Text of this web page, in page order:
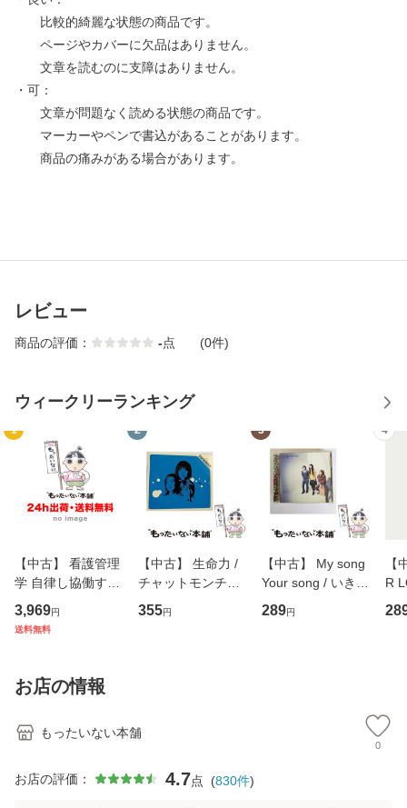
比較的綺麗な状態の商品です。
ページやカバーに欠品はありません。
文章を読むのに支障はありません。
・可：
文章が問題なく読める状態の商品です。
マーカーやペンで書込があることがあります。
商品の痛みがある場合があります。
レビュー
商品の評価： -点 (0件)
ウィークリーランキング
1
【中古】 看護管理
学 自律し協働する
専門職の看護マネ
ジメントスキル 改
恵 藤本幸三 / 南江
堂 [単行
3,969円
送料無料
2
【中古】 生命力 /
チャットモンチー /
キューンレコード
[CD]【メール便送
355円
3
【中古】 My song
Your song / いきも
のがかり / [CD]
【メール便送料無
289円
4
【
R
産
お店の情報
もったいない本舗
0
お店の評価： 4.7点 (830件)